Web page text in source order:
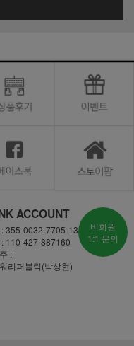
ACCOUNT
: 355-0032-7705-13
: 110-427-887160
:
리퍼블릭(박상현)
비회원
1:1 문의